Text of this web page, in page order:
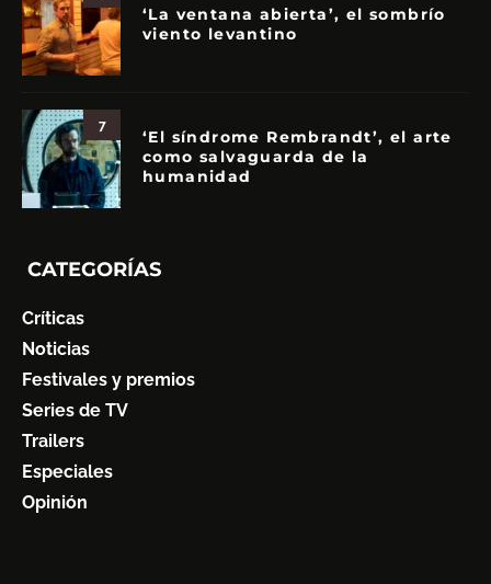
‘La ventana abierta’, el sombrío
viento levantino
7
‘El síndrome Rembrandt’, el arte
como salvaguarda de la
humanidad
CATEGORÍAS
Críticas
Noticias
Festivales y premios
Series de TV
Trailers
Especiales
Opinión